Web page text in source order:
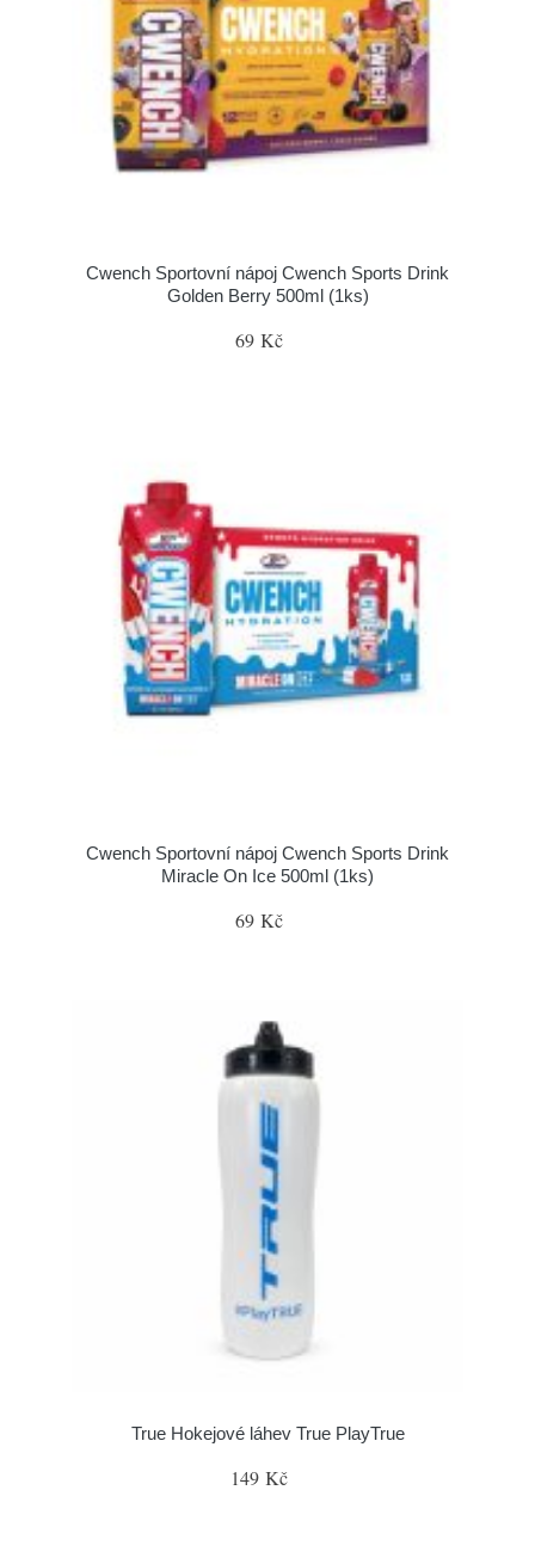
Cwench Sportovní nápoj Cwench Sports Drink
Golden Berry 500ml (1ks)
69 Kč
Cwench Sportovní nápoj Cwench Sports Drink
Miracle On Ice 500ml (1ks)
69 Kč
True Hokejové láhev True PlayTrue
149 Kč